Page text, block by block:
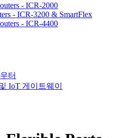
- ICR-2000
- ICR-3200 & SmartFlex
- ICR-4400
터
IoT 게이트웨이